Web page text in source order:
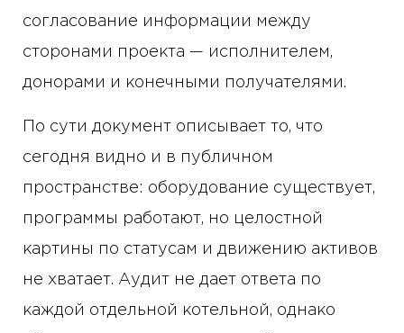
согласование информации между
сторонами проекта — исполнителем,
донорами и конечными получателями.
По сути документ описывает то, что
сегодня видно и в публичном
пространстве: оборудование существует,
программы работают, но целостной
картины по статусам и движению активов
не хватает. Аудит не дает ответа по
каждой отдельной котельной, однако